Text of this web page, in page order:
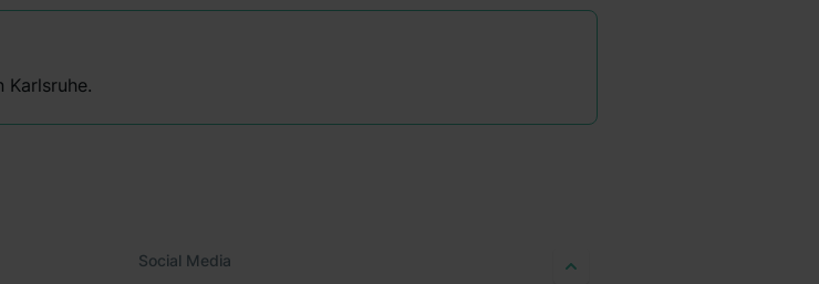
Karlsruhe.
Social Media